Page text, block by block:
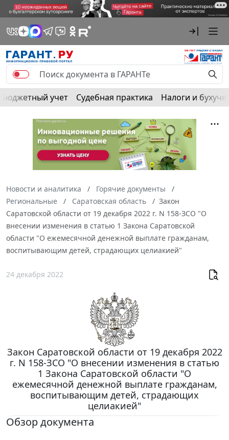
Бюджетный учет Судебная практика Налоги и
Новости и аналитика
Горячие документы
Региональные
Саратовская область
Закон
Саратовской области от 19 декабря 2022 г. N 158-ЗСО "О
внесении изменения в статью 1 Закона Саратовской
области "О ежемесячной денежной выплате гражданам,
воспитывающим детей, страдающих целиакией"
24 декабря 2022
Закон Саратовской области от 19 декабря 2022
г. N 158-ЗСО "О внесении изменения в статью
1 Закона Саратовской области "О
ежемесячной денежной выплате гражданам,
воспитывающим детей, страдающих
целиакией"
Обзор документа